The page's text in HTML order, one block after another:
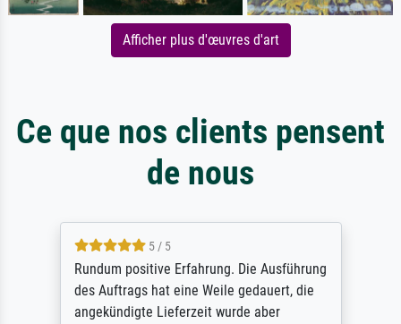
Afficher plus d'œuvres d'art
Ce que nos clients pensent
de nous
5 / 5
Rundum positive Erfahrung. Die Ausführung
des Auftrags hat eine Weile gedauert, die
angekündigte Lieferzeit wurde aber